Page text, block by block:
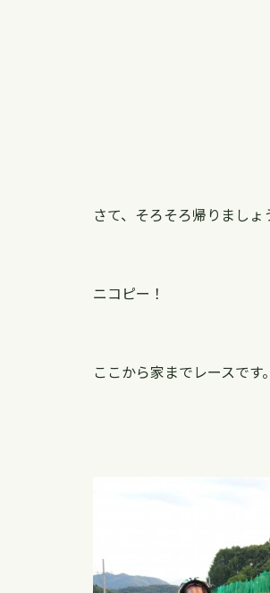
さて、そろそろ帰りましょ
ニコピー！
ここから家までレースです。